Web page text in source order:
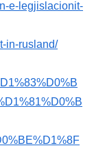
e-legjislacionit-
in-rusland/